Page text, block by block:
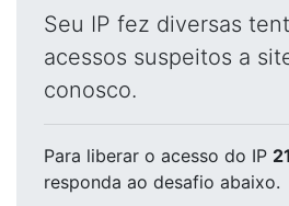
Seu IP fez diversas
acessos suspeitos a
conosco.
Para liberar o acesso do IP
responda ao desafio abaixo.